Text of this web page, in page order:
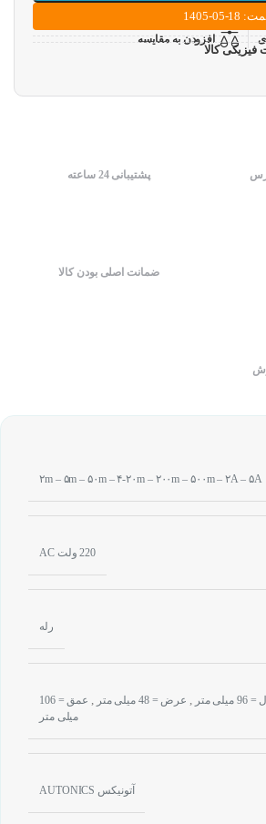
1405
افزودن به مقایسه
کالا
پشتیبانی 24 ساعته
ضمانت اصلی بودن کالا
۲m – ۵m – ۵۰m – ۴-۲۰m – ۲۰۰m – ۵۰۰m – ۲A – ۵A
220 ولت AC
رله
متر عرض = 48 میلی متر
عمق = 106
میلی متر
آتونیکس AUTONICS